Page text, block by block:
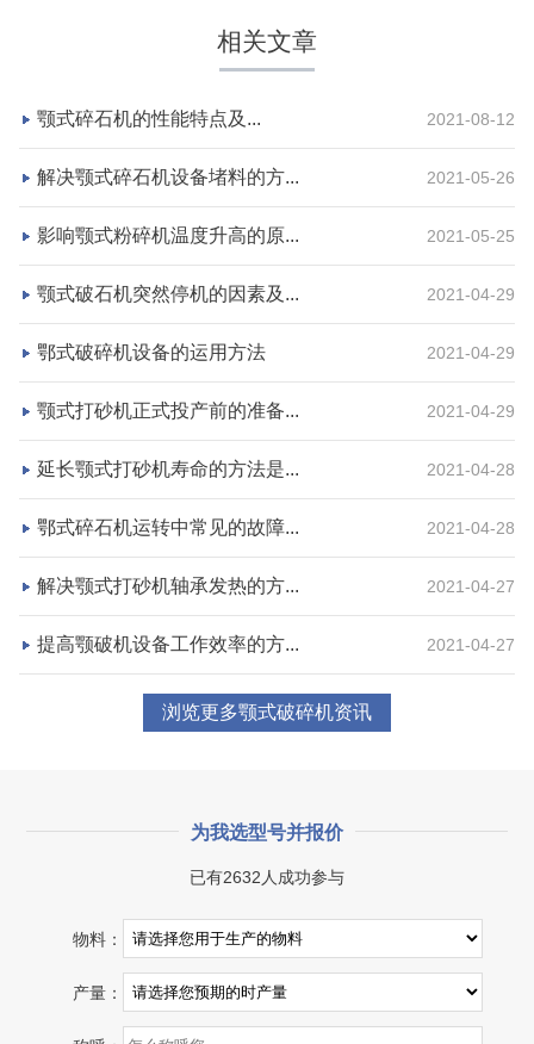
湖北省荆州市鼎盛矿业时产2000吨高钙石破碎生产
线
项目坐标
湖北省荆州市
设计产能
项目业主
咨询该项目执行经理
湖北省宜昌市砂石集并日产一万吨砂石料生产线
项目坐标
湖北省宜昌市
设计产能
日产一万吨
相关文章
颚式碎石机的性能特点及... 2021-08-12
解决颚式碎石机设备堵料的方... 2021-05-26
影响颚式粉碎机温度升高的原... 2021-05-25
颚式破石机突然停机的因素及... 2021-04-29
鄂式破碎机设备的运用方法 2021-04-29
颚式打砂机正式投产前的准备... 2021-04-29
延长颚式打砂机寿命的方法是... 2021-04-28
鄂式碎石机运转中常见的故障... 2021-04-28
解决颚式打砂机轴承发热的方... 2021-04-27
提高颚破机设备工作效率的方... 2021-04-27
浏览更多颚式破碎机资讯
为我选型号并报价
已有2632人成功参与
物料：
产量：